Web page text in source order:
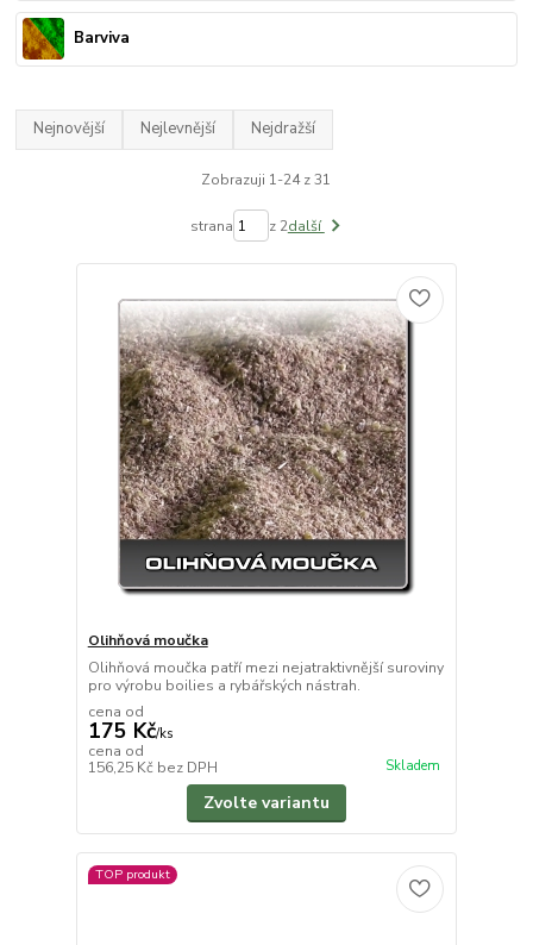
Barviva
Nejnovější Nejlevnější Nejdražší
Zobrazuji 1-24 z 31
strana z 2další
Olihňová moučka
Olihňová moučka patří mezi nejatraktivnější suroviny
pro výrobu boilies a rybářských nástrah.
cena od
175 Kč/ks
cena od
156,25 Kč bez DPH Skladem
Zvolte variantu
TOP produkt